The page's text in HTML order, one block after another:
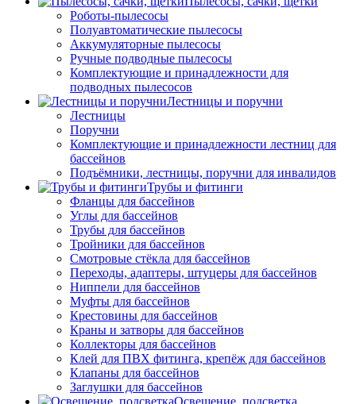
Роботы-пылесосы
Полуавтоматические пылесосы
Аккумуляторные пылесосы
Ручные подводные пылесосы
Комплектующие и принадлежности для
подводных пылесосов
Лестницы и поручни
Лестницы
Поручни
Комплектующие и принадлежности лестниц для
бассейнов
Подъёмники, лестницы, поручни для инвалидов
Трубы и фитинги
Фланцы для бассейнов
Углы для бассейнов
Трубы для бассейнов
Тройники для бассейнов
Смотровые стёкла для бассейнов
Переходы, адаптеры, штуцеры для бассейнов
Ниппели для бассейнов
Муфты для бассейнов
Крестовины для бассейнов
Краны и затворы для бассейнов
Коллекторы для бассейнов
Клей для ПВХ фитинга, крепёж для бассейнов
Клапаны для бассейнов
Заглушки для бассейнов
Освещение, подсветка